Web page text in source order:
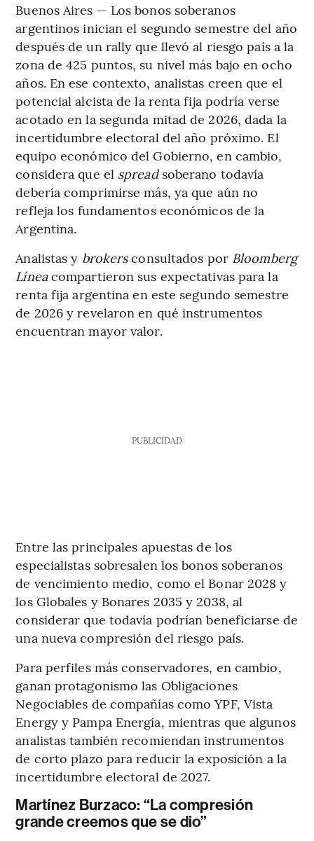
Buenos Aires — Los bonos soberanos
argentinos inician el segundo semestre del año
después de un rally que llevó al riesgo país a la
zona de 425 puntos, su nivel más bajo en ocho
años. En ese contexto, analistas creen que el
potencial alcista de la renta fija podría verse
acotado en la segunda mitad de 2026, dada la
incertidumbre electoral del año próximo. El
equipo económico del Gobierno, en cambio,
considera que el spreadsoberano todavía
debería comprimirse más, ya que aún no
refleja los fundamentos económicos de la
Argentina.
Analistas y brokersconsultados por Bloomberg
Líneacompartieron sus expectativas para la
renta fija argentina en este segundo semestre
de 2026 y revelaron en qué instrumentos
encuentran mayor valor.
PUBLICIDAD
Entre las principales apuestas de los
especialistas sobresalen los bonos soberanos
de vencimiento medio, como el Bonar 2028 y
los Globales y Bonares 2035 y 2038, al
considerar que todavía podrían beneficiarse de
una nueva compresión del riesgo país.
Para perfiles más conservadores, en cambio,
ganan protagonismo las Obligaciones
Negociables de compañías como YPF, Vista
Energy y Pampa Energía, mientras que algunos
analistas también recomiendan instrumentos
de corto plazo para reducir la exposición a la
incertidumbre electoral de 2027.
Martínez Burzaco: “La compresión
grande creemos que se dio”